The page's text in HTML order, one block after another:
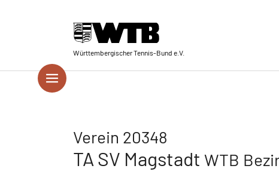
Württembergischer Tennis-Bund e.V.
Verein 20348
TA SV Magstadt WTB